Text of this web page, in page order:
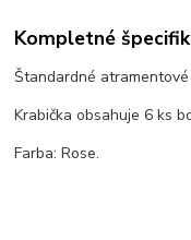
Kompletné
Štandardné
Krabička obsahuje 6 ks
Farba: Rose.